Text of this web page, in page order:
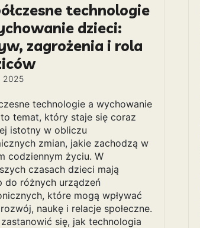
technologie
dzieci:
zagrożenia i rola
2025
technologie a wychowanie
temat, który staje się coraz
istotny w obliczu
zmian, jakie zachodzą w
codziennym życiu. W
czasach dzieci mają
do różnych urządzeń
które mogą wpływać
naukę i relacje społeczne.
się, jak technologia